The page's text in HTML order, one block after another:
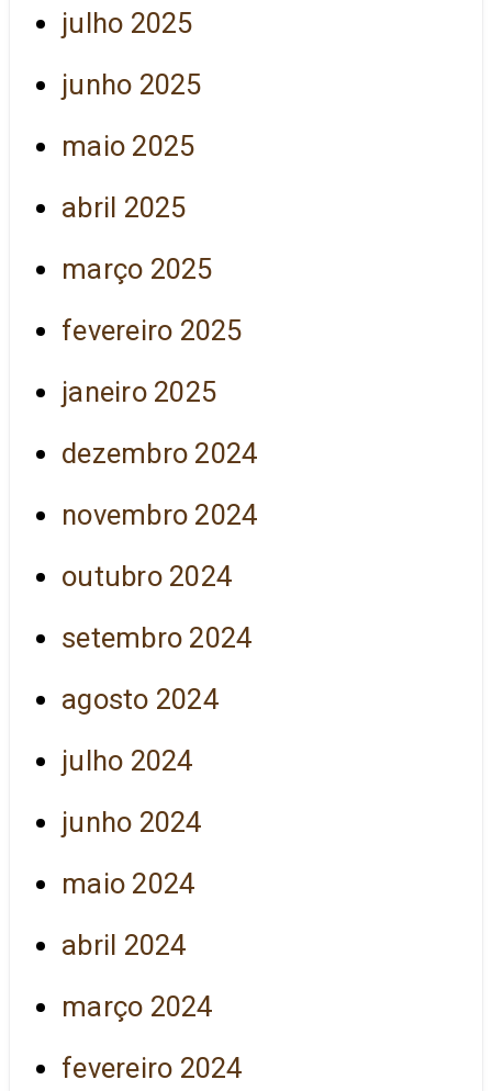
julho 2025
junho 2025
maio 2025
abril 2025
março 2025
fevereiro 2025
janeiro 2025
dezembro 2024
novembro 2024
outubro 2024
setembro 2024
agosto 2024
julho 2024
junho 2024
maio 2024
abril 2024
março 2024
fevereiro 2024